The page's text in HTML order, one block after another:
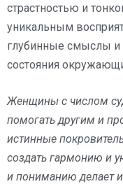
страстностью и
уникальным
глубинные смыслы и
состояния
Женщины с числом
помогать другим и
истинные
создать гармонию и
и пониманию делает